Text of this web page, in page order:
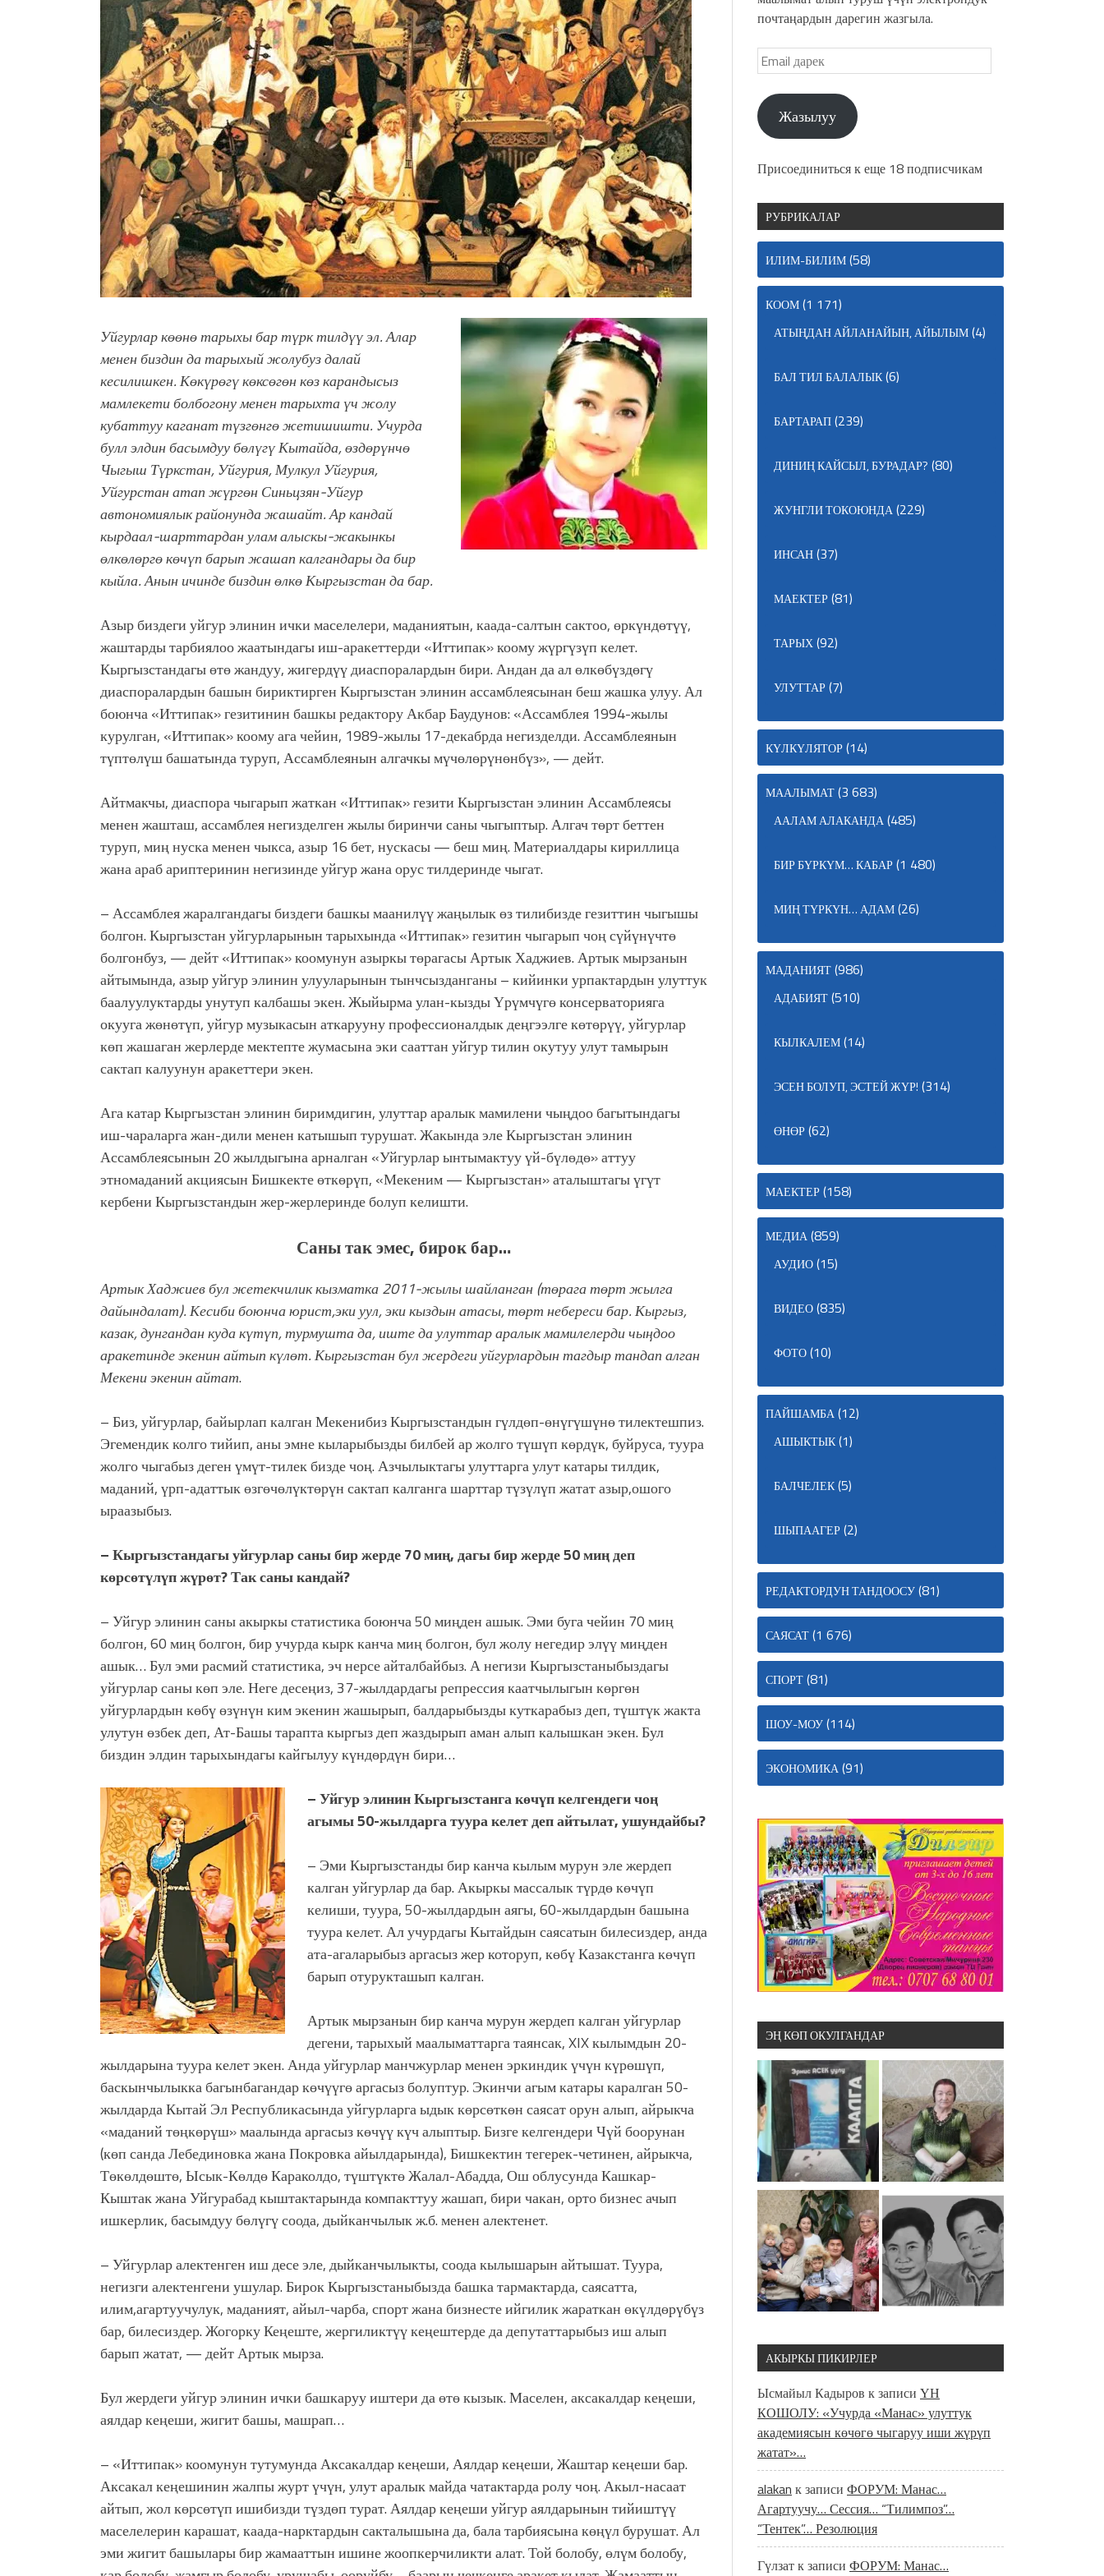
Латын арибиндеги “Чабуул”... “Ала-Тоо” журналынын
тарыхы жана редакторлору... (Тизме. Видео)
“КАРА КЕМПИР”: ҮМҮТТҮН ТҮБӨЛҮК СИМВОЛУ
Кыргызстандагы эң ири музыкалуу фонтанды көрүү үчүн
Royal Central Park'ка 30 миң адам чогулду
Фестиваль Symphony of Water & Light собрал более 20
тысяч гостей
Жыргалбек КАСАБОЛОТОВ: “Уңгужол” темадагы
тегерек столго атка минерлер дагы катышса жакшы
болмок”
Уйгурлар көөнө тарыхы бар түрк тилдүү эл. Алар
мененбиздин да тарыхый жолубуз далай
кесилишкен. Көкүрөгүкөксөгөн көз карандысыз
мамлекети болбогону менен тарыхтаүч жолу
кубаттуу каганат түзгөнгө жетишишти. Учурда
буллэлдин басымдуу бөлүгү Кытайда, өздөрүнчө
Чыгыш Түркстан,Уйгурия, Мулкул Уйгурия,
Уйгурстан атап жүргөн Синьцзян-Уйгур
автономиялык районунда жашайт. Ар кандай
кырдаал-шарттардан улам алыскы-жакынкы
өлкөлөргө көчүп барыпжашап калгандары да бир
кыйла. Анын ичинде биздин өлкөКыргызстан да бар.
Азыр биздеги уйгур элинин ички маселелери, маданиятын, каада-салтын сактоо, өркүндөтүү,
жаштарды тарбиялоо жаатындагы иш-аракеттерди «Иттипак» коому жүргүзүп келет.
Кыргызстандагы өтө жандуу, жигердүү диаспоралардын бири. Андан да ал өлкөбүздөгү
диаспоралардын башын бириктирген Кыргызстан элинин ассамблеясынан беш жашка улуу. Ал
боюнча «Иттипак» гезитинин башкы редактору Акбар Баудунов: «Ассамблея 1994-жылы
курулган, «Иттипак» коому ага чейин, 1989-жылы 17-декабрда негизделди. Ассамблеянын
түптөлүш башатында туруп, Ассамблеянын алгачкы мүчөлөрүнөнбүз», — дейт.
Айтмакчы, диаспора чыгарып жаткан «Иттипак» гезити Кыргызстан элинин Ассамблеясы
менен жашташ, ассамблея негизделген жылы биринчи саны чыгыптыр. Алгач төрт беттен
туруп, миң нуска менен чыкса, азыр 16 бет, нускасы — беш миң. Материалдары кириллица
жана араб ариптеринин негизинде уйгур жана орус тилдеринде чыгат.
– Ассамблея жаралгандагы биздеги башкы маанилүү жаңылык өз тилибизде гезиттин чыгышы
болгон. Кыргызстан уйгурларынын тарыхында «Иттипак» гезитин чыгарып чоң сүйүнүчтө
болгонбуз, — дейт «Иттипак» коомунун азыркы төрагасы Артык Хаджиев. Артык мырзанын
айтымында, азыр уйгур элинин улууларынын тынчсызданганы – кийинки урпактардын улуттук
баалуулуктарды унутуп калбашы экен. Жыйырма улан-кызды Үрүмчүгө консерваторияга
окууга жөнөтүп, уйгур музыкасын аткарууну профессионалдык деңгээлге көтөрүү, уйгурлар
көп жашаган жерлерде мектепте жумасына эки сааттан уйгур тилин окутуу улут тамырын
сактап калуунун аракеттери экен.
Ага катар Кыргызстан элинин биримдигин, улуттар аралык мамилени чыңдоо багытындагы
иш-чараларга жан-дили менен катышып турушат. Жакында эле Кыргызстан элинин
Ассамблеясынын 20 жылдыгына арналган «Уйгурлар ынтымактуу үй-бүлөдө» аттуу
этномаданий акциясын Бишкекте өткөрүп, «Мекеним — Кыргызстан» аталыштагы үгүт
кербени Кыргызстандын жер-жерлеринде болуп келишти.
Саны так эмес, бирокбар…
Артык Хаджиев бул жетекчилик кызматка 2011-жылы шайланган (төрага төрт жылга
дайындалат). Кесиби боюнча юрист,эки уул, эки кыздын атасы, төртнебереси бар. Кыргыз,
казак,дунгандан куда күтүп, турмушта да, иште да улуттар аралыкмамилелерди чыңдоо
аракетинде экенин айтып күлөт. Кыргызстан бул жердеги уйгурлардынтагдыр тандап алган
Мекени экенин айтат.
– Биз, уйгурлар, байырлап калган Мекенибиз Кыргызстандын гүлдөп-өнүгүшүнө тилектешпиз.
Эгемендик колго тийип, аны эмне кыларыбызды билбей ар жолго түшүп көрдүк, буйруса, туура
жолго чыгабыз деген үмүт-тилек бизде чоң. Азчылыктагы улуттарга улут катары тилдик,
маданий, үрп-адаттык өзгөчөлүктөрүн сактап калганга шарттар түзүлүп жатат азыр,ошого
ыраазыбыз.
– Кыргызстандагы уйгурлар саны бир жерде 70 миң,дагы бир жерде 50 миң деп
көрсөтүлүп жүрөт? Так саныкандай?
– Уйгур элинин саны акыркы статистика боюнча 50 миңден ашык. Эми буга чейин 70 миң
болгон, 60 миң болгон, бир учурда кырк канча миң болгон, бул жолу негедир элүү миңден
ашык… Бул эми расмий статистика, эч нерсе айталбайбыз. А негизи Кыргызстаныбыздагы
уйгурлар саны көп эле. Неге десеңиз, 37-жылдардагы репрессия каатчылыгын көргөн
уйгурлардын көбү өзүнүн ким экенин жашырып, балдарыбызды куткарабыз деп, түштүк жакта
улутун өзбек деп, Ат-Башы тарапта кыргыз деп жаздырып аман алып калышкан экен. Бул
биздин элдин тарыхындагы кайгылуу күндөрдүн бири…
– Уйгур элинин Кыргызстанга көчүп келгендеги чоң
агымы 50-жылдарга туура келет деп айтылат, ушундайбы?
– Эми Кыргызстанды бир канча кылым мурун эле жердеп
калган уйгурлар да бар. Акыркы массалык түрдө көчүп
келиши, туура, 50-жылдардын аягы, 60-жылдардын башына
туура келет. Ал учурдагы Кытайдын саясатын билесиздер, анда
ата-агаларыбыз аргасыз жер которуп, көбү Казакстанга көчүп
барып отурукташып калган.
Артык мырзанын бир канча мурун жердеп калган уйгурлар
дегени, тарыхый маалыматтарга таянсак, XIX кылымдын 20-
жылдарына туура келет экен. Анда уйгурлар манчжурлар менен эркиндик үчүн күрөшүп,
баскынчылыкка багынбагандар көчүүгө аргасыз болуптур. Экинчи агым катары каралган 50-
жылдарда Кытай Эл Республикасында уйгурларга ыдык көрсөткөн саясат орун алып, айрыкча
«маданий төңкөрүш» маалында аргасыз көчүү күч алыптыр. Бизге келгендери Чүй боорунан
(көп санда Лебединовка жана Покровка айылдарында), Бишкектин тегерек-четинен, айрыкча,
Төкөлдөштө, Ысык-Көлдө Караколдо, түштүктө Жалал-Абадда, Ош облусунда Кашкар-
Кыштак жана Уйгурабад кыштактарында компакттуу жашап, бири чакан, орто бизнес ачып
ишкерлик, басымдуу бөлүгү соода, дыйканчылык ж.б. менен алектенет.
– Уйгурлар алектенген иш десе эле, дыйканчылыкты, соода кылышарын айтышат. Туура,
негизги алектенгени ушулар. Бирок Кыргызстаныбызда башка тармактарда, саясатта,
илим,агартуучулук, маданият, айыл-чарба, спорт жана бизнесте ийгилик жараткан өкүлдөрүбүз
бар, билесиздер. Жогорку Кеңеште, жергиликтүү кеңештерде да депутаттарыбыз иш алып
барып жатат, — дейт Артык мырза.
Бул жердеги уйгур элинин ички башкаруу иштери да өтө кызык. Маселен, аксакалдар кеңеши,
аялдар кеңеши, жигит башы, машрап…
– «Иттипак» коомунун тутумунда Аксакалдар кеңеши, Аялдар кеңеши, Жаштар кеңеши бар.
Аксакал кеңешинин жалпы журт үчүн, улут аралык майда чатактарда ролу чоң. Акыл-насаат
айтып, жол көрсөтүп ишибизди түздөп турат. Аялдар кеңеши уйгур аялдарынын тийиштүү
маселелерин карашат, каада-нарктардын сакталышына да, бала тарбиясына көңүл бурушат. Ал
эми жигит башылары бир жамааттын ишине жоопкерчиликти алат. Той болобу, өлүм болобу,
почтаңардын дарегин жазгыла.
Жазылуу
Присоединиться к еще 18 подписчикам
РУБРИКАЛАР
ИЛИМ-БИЛИМ(58)
КООМ(1 171)
АТЫҢДАН АЙЛАНАЙЫН, АЙЫЛЫМ(4)
БАЛ ТИЛ БАЛАЛЫК(6)
БАРТАРАП(239)
ДИНИҢ КАЙСЫЛ, БУРАДАР? (80)
ЖУНГЛИ ТОКОЮНДА(229)
ИНСАН(37)
МАЕКТЕР(81)
ТАРЫХ(92)
УЛУТТАР(7)
КҮЛКҮЛЯТОР(14)
МААЛЫМАТ(3 683)
ААЛАМ АЛАКАНДА(485)
БИР БҮРКҮМ… КАБАР(1 480)
МИҢ ТҮРКҮН… АДАМ(26)
МАДАНИЯТ(986)
АДАБИЯТ(510)
КЫЛКАЛЕМ(14)
ЭСЕН БОЛУП, ЭСТЕЙ ЖҮР! (314)
ӨНӨР(62)
МАЕКТЕР(158)
МЕДИА(859)
АУДИО(15)
ВИДЕО(835)
ФОТО(10)
ПАЙШАМБА(12)
АШЫКТЫК(1)
БАЛЧЕЛЕК(5)
ШЫПААГЕР(2)
РЕДАКТОРДУН ТАНДООСУ(81)
САЯСАТ(1 676)
СПОРТ(81)
ШОУ-МОУ(114)
ЭКОНОМИКА(91)
ЭҢ КӨП ОКУЛГАНДАР
АКЫРКЫ ПИКИРЛЕР
Ысмайыл Кадыров к записи ҮН
КОШОЛУ: «Учурда «Манас» улуттук
академиясын көчөгө чыгаруу иши жүрүп
жатат»…
alakan к записи ФОРУМ: Манас…
Агартуучу… Сессия… “Тилимпоз”…
“Тентек”… Резолюция
Гүлзатк записи ФОРУМ: Манас…